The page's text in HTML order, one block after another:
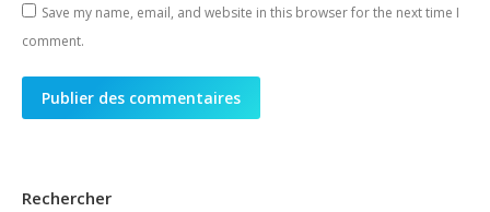
Save my name, email, and website in this browser for the next time I
comment.
Publier des commentaires
Rechercher